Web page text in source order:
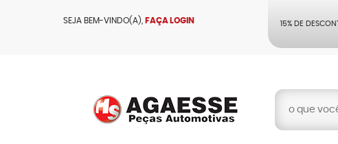
SEJA BEM-VINDO(A), FAÇA LOGIN 15% DE